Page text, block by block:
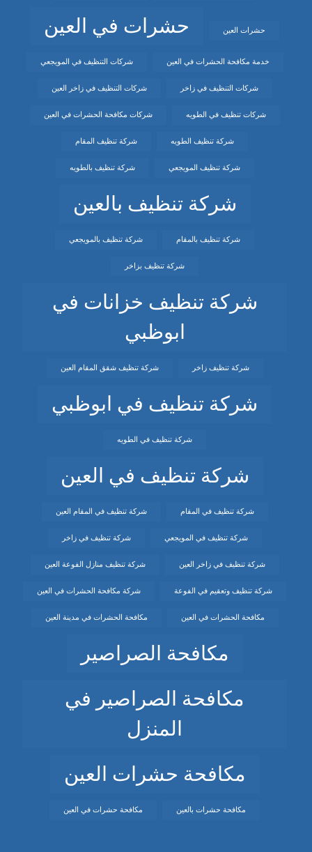
حشرات العين حشرات في العين
خدمة مكافحة الحشرات في العين شركات التنظيف في المويجعي
شركات التنظيف في زاخر شركات التنظيف في زاخر العين
شركات تنظيف في الطويه شركات مكافحة الحشرات في العين
شركة تنظيف الطويه شركة تنظيف المقام
شركة تنظيف المويجعي شركة تنظيف بالطويه
شركة تنظيف بالعين
شركة تنظيف بالمقام شركة تنظيف بالمويجعي
شركة تنظيف بزاخر
شركة تنظيف خزانات في
ابوظبي
شركة تنظيف زاخر شركة تنظيف شقق المقام العين
شركة تنظيف في ابوظبي
شركة تنظيف في الطويه
شركة تنظيف في العين
شركة تنظيف في المقام شركة تنظيف في المقام العين
شركة تنظيف في المويجعي شركة تنظيف في زاخر
شركة تنظيف في زاخر العين شركة تنظيف منازل الفوعة العين
شركة تنظيف وتعقيم في الفوعة شركة مكافحة الحشرات في العين
مكافحة الحشرات في العين مكافحة الحشرات في مدينة العين
مكافحة الصراصير
مكافحة الصراصير في
المنزل
مكافحة حشرات العين
مكافحة حشرات بالعين مكافحة حشرات في العين